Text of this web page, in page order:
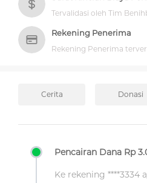
Tervalidasi oleh Tim
Rekening Penerima
Rekening Penerima
Cerita Donasi
Pencairan Dana Rp
Ke rekening ****3334